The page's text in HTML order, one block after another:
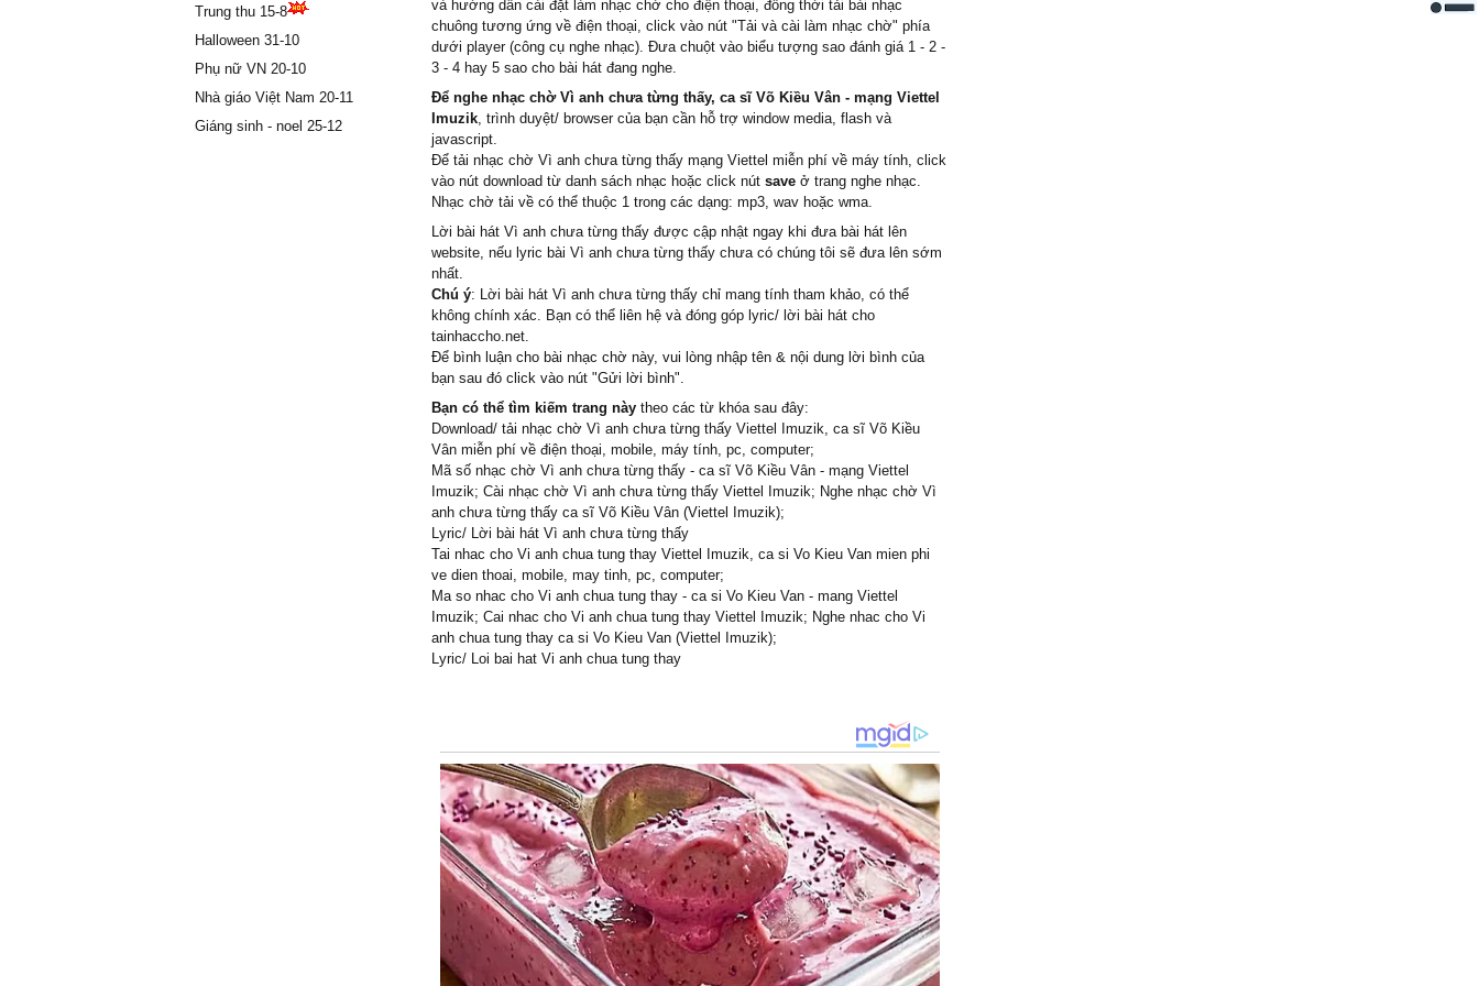
Trung thu 15-8
Halloween 31-10
Phụ nữ VN 20-10
Nhà giáo Việt Nam 20-11
Giáng sinh - noel 25-12
và hướng dẫn cài đặt làm nhạc chờ cho điện thoại, đồng thời tải bài nhạc
chuông tương ứng về điện thoại, click vào nút "Tải và cài làm nhạc chờ" phía
dưới player (công cụ nghe nhạc). Đưa chuột vào biểu tượng sao đánh giá 1 - 2 -
3 - 4 hay 5 sao cho bài hát đang nghe.
Để nghe nhạc chờ Vì anh chưa từng thấy, ca sĩ Võ Kiều Vân - mạng Viettel
Imuzik, trình duyệt/ browser của bạn cần hỗ trợ window media, flash và
javascript.
Để tải nhạc chờ Vì anh chưa từng thấy mạng Viettel miễn phí về máy tính, click
vào nút download từ danh sách nhạc hoặc click nút save ở trang nghe nhạc.
Nhạc chờ tải về có thể thuộc 1 trong các dạng: mp3, wav hoặc wma.
Lời bài hát Vì anh chưa từng thấy được cập nhật ngay khi đưa bài hát lên
website, nếu lyric bài Vì anh chưa từng thấy chưa có chúng tôi sẽ đưa lên sớm
nhất.
Chú ý: Lời bài hát Vì anh chưa từng thấy chỉ mang tính tham khảo, có thể
không chính xác. Bạn có thể liên hệ và đóng góp lyric/ lời bài hát cho
tainhaccho.net.
Để bình luận cho bài nhạc chờ này, vui lòng nhập tên & nội dung lời bình của
bạn sau đó click vào nút "Gửi lời bình".
Bạn có thể tìm kiếm trang này theo các từ khóa sau đây:
Download/ tải nhạc chờ Vì anh chưa từng thấy Viettel Imuzik, ca sĩ Võ Kiều
Vân miễn phí về điện thoại, mobile, máy tính, pc, computer;
Mã số nhạc chờ Vì anh chưa từng thấy - ca sĩ Võ Kiều Vân - mạng Viettel
Imuzik; Cài nhạc chờ Vì anh chưa từng thấy Viettel Imuzik; Nghe nhạc chờ Vì
anh chưa từng thấy ca sĩ Võ Kiều Vân (Viettel Imuzik);
Lyric/ Lời bài hát Vì anh chưa từng thấy
Tai nhac cho Vi anh chua tung thay Viettel Imuzik, ca si Vo Kieu Van mien phi
ve dien thoai, mobile, may tinh, pc, computer;
Ma so nhac cho Vi anh chua tung thay - ca si Vo Kieu Van - mang Viettel
Imuzik; Cai nhac cho Vi anh chua tung thay Viettel Imuzik; Nghe nhac cho Vi
anh chua tung thay ca si Vo Kieu Van (Viettel Imuzik);
Lyric/ Loi bai hat Vi anh chua tung thay